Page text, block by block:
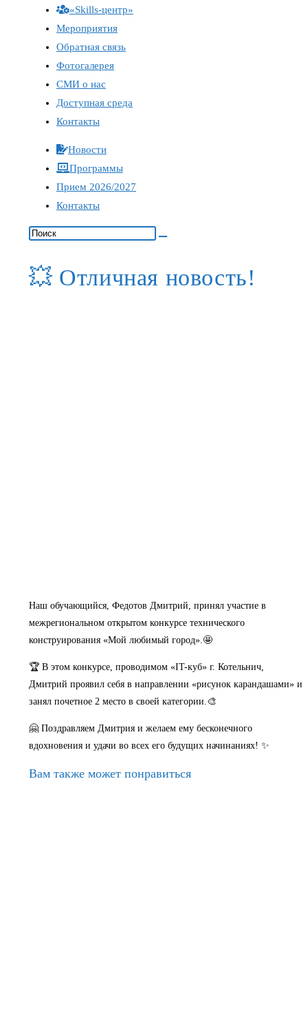
«Skills-центр»
Мероприятия
Обратная связь
Фотогалерея
СМИ о нас
Доступная среда
Контакты
Новости
Программы
Прием 2026/2027
Контакты
💥 Отличная новость!
Наш обучающийся, Федотов Дмитрий, принял участие в
межрегиональном открытом конкурсе технического
конструирования «Мой любимый город».🤩
🏆 В этом конкурсе, проводимом «IT-куб» г. Котельнич,
Дмитрий проявил себя в направлении «рисунок карандашами» и
занял почетное 2 место в своей категории.🎨
🤗 Поздравляем Дмитрия и желаем ему бесконечного
вдохновения и удачи во всех его будущих начинаниях! ✨
Вам также может понравиться